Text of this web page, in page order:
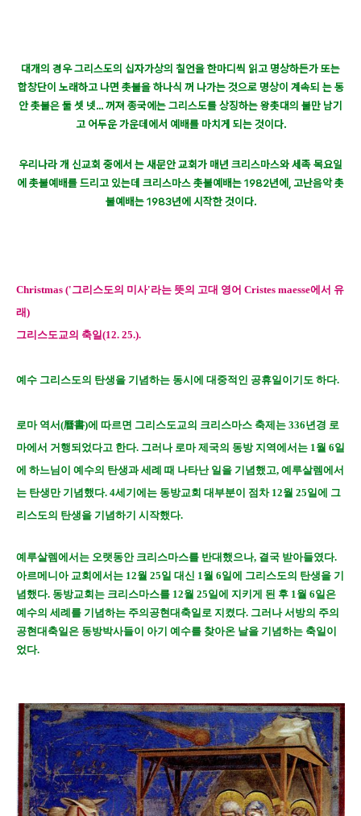
대개의 경우 그리스도의 십자가상의 칠언을 한마디씩 읽고 명상하든가 또는
합창단이 노래하고 나면 촛불을 하나식 꺼 나가는 것으로 명상이 계속되 는 동
안 촛불은 둘 셋 넷... 꺼져 종국에는 그리스도를 상징하는 왕촛대의 불만 남기
고 어두운 가운데에서 예배를 마치게 되는 것이다.
우리나라 개 신교회 중에서 는 새문안 교회가 매년 크리스마스와 세족 목요일
에 촛불예배를 드리고 있는데 크리스마스 촛불예배는 1982년에, 고난음악 촛
불예배는 1983년에 시작한 것이다.
Christmas ('그리스도의 미사'라는 뜻의 고대 영어 Cristes maesse에서 유
래)
그리스도교의 축일(12. 25.).
예수 그리스도의 탄생을 기념하는 동시에 대중적인 공휴일이기도 하다.
로마 역서(曆書)에 따르면 그리스도교의 크리스마스 축제는 336년경 로
마에서 거행되었다고 한다. 그러나 로마 제국의 동방 지역에서는 1월 6일
에 하느님이 예수의 탄생과 세례 때 나타난 일을 기념했고, 예루살렘에서
는 탄생만 기념했다. 4세기에는 동방교회 대부분이 점차 12월 25일에 그
리스도의 탄생을 기념하기 시작했다.
예루살렘에서는 오랫동안 크리스마스를 반대했으나, 결국 받아들였다.
아르메니아 교회에서는 12월 25일 대신 1월 6일에 그리스도의 탄생을 기
념했다. 동방교회는 크리스마스를 12월 25일에 지키게 된 후 1월 6일은
예수의 세례를 기념하는 주의공현대축일로 지켰다. 그러나 서방의 주의
공현대축일은 동방박사들이 아기 예수를 찾아온 날을 기념하는 축일이
었다.